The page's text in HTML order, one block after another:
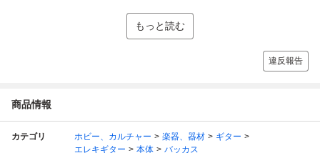
もっと読む
違反報告
商品情報
カテゴリ ホビー、カルチャー 楽器、器材
ギター
エレキギター
本体 バッカス